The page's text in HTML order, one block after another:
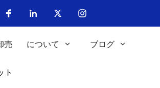
売 について ブログ
ト